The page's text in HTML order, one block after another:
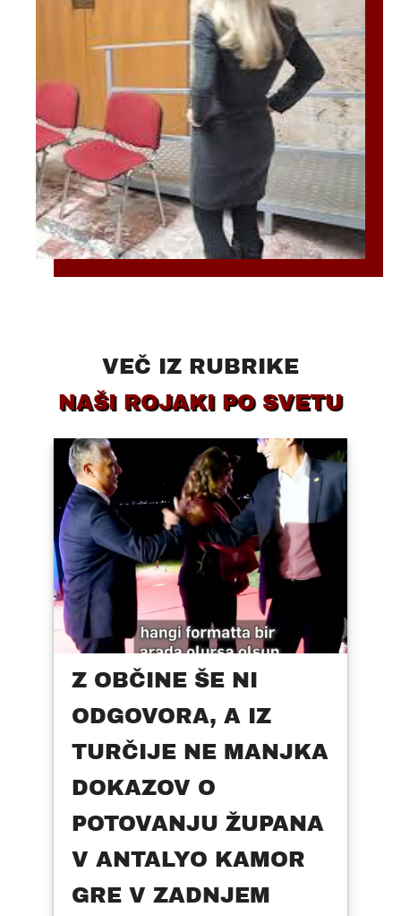
VEČ IZ RUBRIKE
NAŠI ROJAKI PO SVETU
Z OBČINE ŠE NI
ODGOVORA, A IZ
TURČIJE NE MANJKA
DOKAZOV O
POTOVANJU ŽUPANA
V ANTALYO KAMOR
GRE V ZADNJEM